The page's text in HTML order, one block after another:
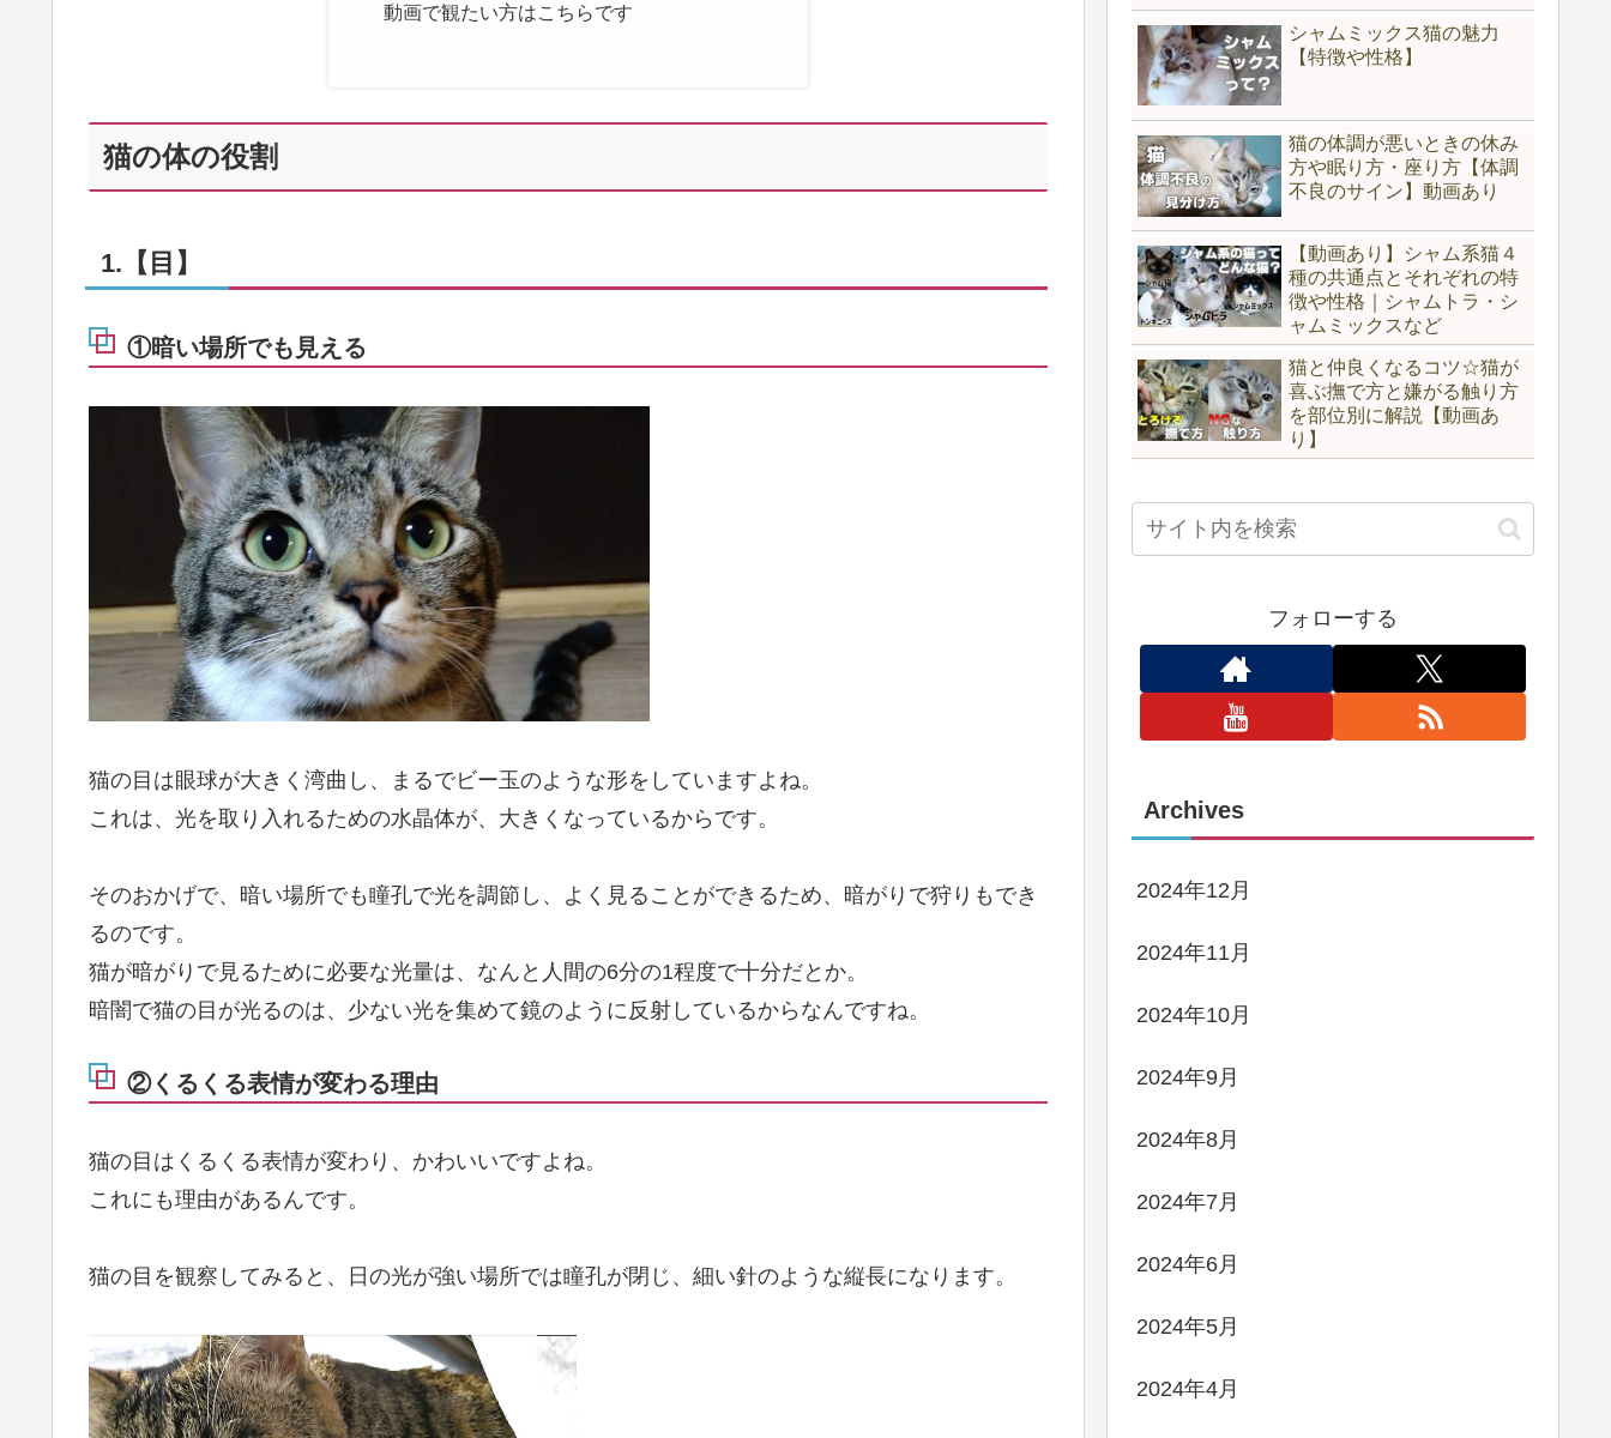
動画で観たい方はこちらです
猫の体の役割
1.【目】
①暗い場所でも見える
猫の目は眼球が大きく湾曲し、まるでビー玉のような形をしていますよね。
これは、光を取り入れるための水晶体が、大きくなっているからです。
そのおかげで、暗い場所でも瞳孔で光を調節し、よく見ることができるため、暗がりで狩りもでき
るのです。
猫が暗がりで見るために必要な光量は、なんと人間の6分の1程度で十分だとか。
暗闇で猫の目が光るのは、少ない光を集めて鏡のように反射しているからなんですね。
②くるくる表情が変わる理由
猫の目はくるくる表情が変わり、かわいいですよね。
これにも理由があるんです。
猫の目を観察してみると、日の光が強い場所では瞳孔が閉じ、細い針のような縦長になります。
シャムミックス猫の魅力
【特徴や性格】
猫の体調が悪いときの休み
方や眠り方・座り方【体調
不良のサイン】動画あり
【動画あり】シャム系猫４
種の共通点とそれぞれの特
徴や性格｜シャムトラ・シ
ャムミックスなど
猫と仲良くなるコツ☆猫が
喜ぶ撫で方と嫌がる触り方
を部位別に解説【動画あ
り】
フォローする
Archives
2024年12月
2024年11月
2024年10月
2024年9月
2024年8月
2024年7月
2024年6月
2024年5月
2024年4月